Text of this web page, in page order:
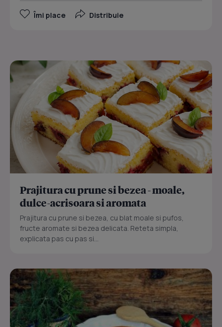
Îmi place Distribuie
Prajitura cu prune si bezea - moale,
dulce-acrisoara si aromata
Prajitura cu prune si bezea, cu blat moale si pufos,
fructe aromate si bezea delicata. Reteta simpla,
explicata pas cu pas si...